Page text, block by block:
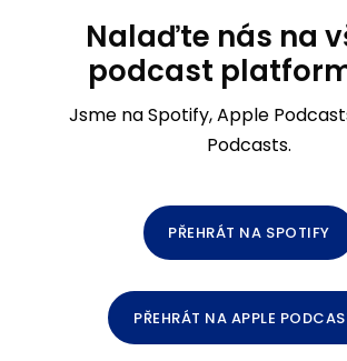
Nalaďte nás na
podcast
Jsme na Spotify, Apple
Podcasts.
PŘEHRÁT NA SPOTIFY
PŘEHRÁT NA APPLE